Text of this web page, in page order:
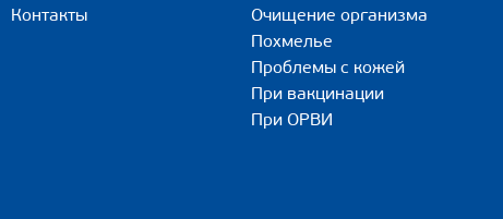
Контакты
Очищение организма
Похмелье
Проблемы с кожей
При вакцинации
При ОРВИ